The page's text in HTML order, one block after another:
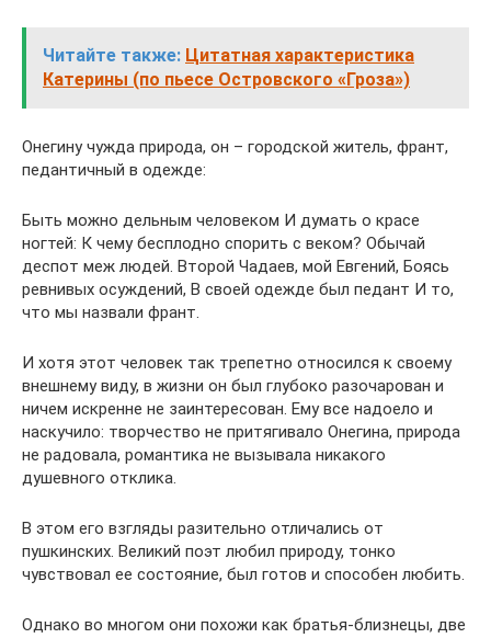
Читайте также: Цитатная характеристика
Катерины (по пьесе Островского «Гроза»)
Онегину чужда природа, он – городской житель, франт,
педантичный в одежде:
Быть можно дельным человеком И думать о красе
ногтей: К чему бесплодно спорить с веком? Обычай
деспот меж людей. Второй Чадаев, мой Евгений, Боясь
ревнивых осуждений, В своей одежде был педант И то,
что мы назвали франт.
И хотя этот человек так трепетно относился к своему
внешнему виду, в жизни он был глубоко разочарован и
ничем искренне не заинтересован. Ему все надоело и
наскучило: творчество не притягивало Онегина, природа
не радовала, романтика не вызывала никакого
душевного отклика.
В этом его взгляды разительно отличались от
пушкинских. Великий поэт любил природу, тонко
чувствовал ее состояние, был готов и способен любить.
Однако во многом они похожи как братья-близнецы, две